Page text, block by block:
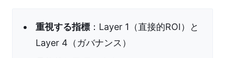
重視する指標 ：Layer 1（直接的ROI）と
Layer 4（ガバナンス）